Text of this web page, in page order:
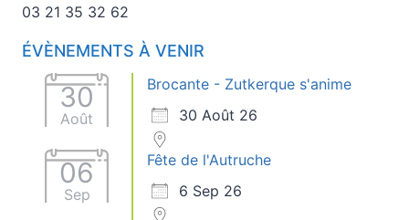
03 21 35 32 62
ÉVÈNEMENTS À VENIR
30
Août
Brocante - Zutkerque s'anime
30 Août 26
06
Sep
Fête de l'Autruche
6 Sep 26